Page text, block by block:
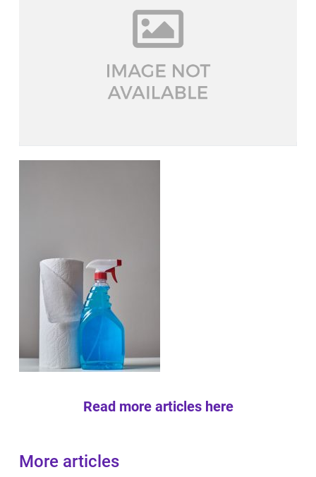
Read more articles here
More articles